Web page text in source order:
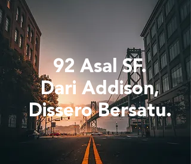
92 Asal SF.
Dari Addison,
Dissero Bersatu.